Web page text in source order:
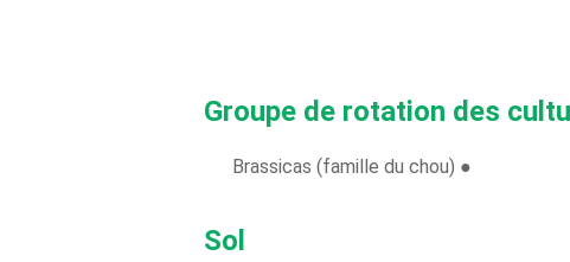
Groupe de rotation des
Brassicas (famille du chou) ●
Sol